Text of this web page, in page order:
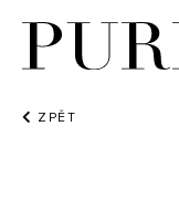
ZPĚT